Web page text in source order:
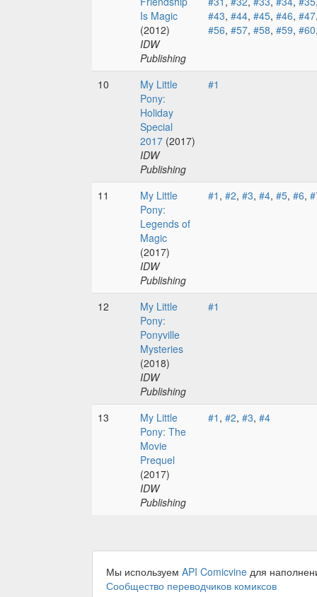
Is Magic
(2012)
IDW
Publishing
#43, #44, #45, #46, #47
#56, #57, #58, #59, #60
10
My Little
Pony:
Holiday
Special
2017 (2017)
IDW
Publishing
#1
11
My Little
Pony:
Legends of
Magic
(2017)
IDW
Publishing
#1 , #2, #3, #4, #5, #6,
12
My Little
Pony:
Ponyville
Mysteries
(2018)
IDW
Publishing
#1
13
My Little
Pony: The
Movie
Prequel
(2017)
IDW
Publishing
#1 , #2, #3, #4
Мы используем API Comicvine для
Сообщество переводчиков комиксов